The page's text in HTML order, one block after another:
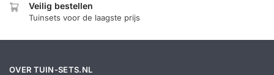
Veilig bestellen
Tuinsets voor de laagste prijs
OVER TUIN-SETS.NL